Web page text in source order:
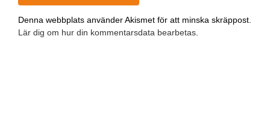
Denna webbplats använder Akismet för att minska skräppost.
Lär dig om hur din kommentarsdata bearbetas.